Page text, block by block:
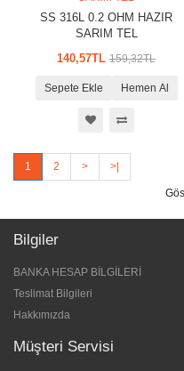
SS 316L 0.2 OHM HAZIR
SARIM TEL
140,57TL 159,32TL
Sepete Ekle Hemen Al
1 2 > >|
Bilgiler
BANKA HESAP BİLGİLERİ
Teslimat Bilgileri
Hakkımızda
Müşteri Servisi